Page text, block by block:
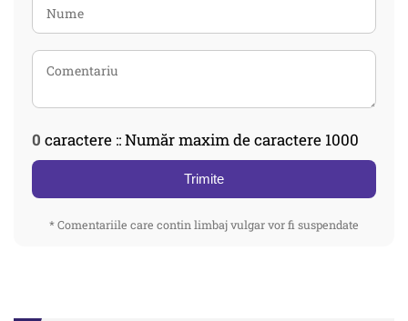
0 caractere :: Număr maxim de caractere 1000
Trimite
* Comentariile care contin limbaj vulgar vor fi suspendate